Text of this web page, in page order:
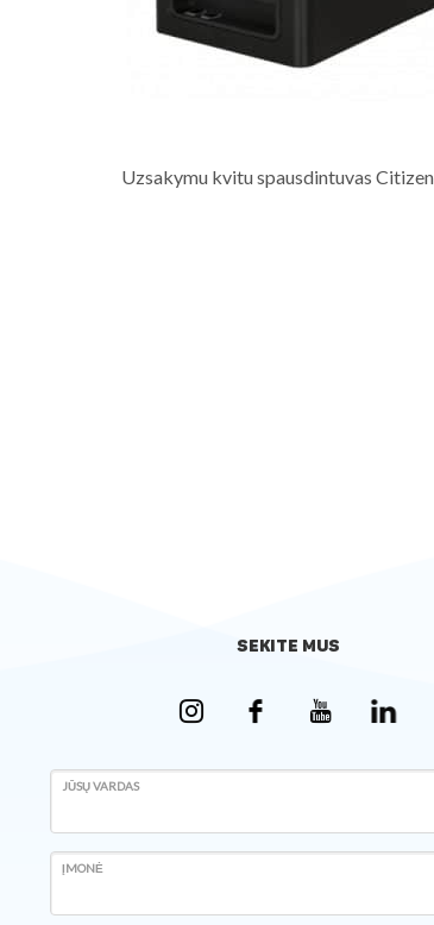
Uzsakymu kvitu spausdintuvas
SEKITE MUS
JŪSŲ VARDAS
ĮMONĖ